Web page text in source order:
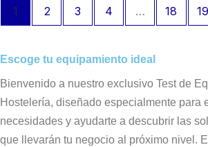
1 2 3 4 … 18 19
Escoge tu equipamiento ideal
Bienvenido a nuestro exclusivo Test de
Hostelería, diseñado especialmente para
necesidades y ayudarte a descubrir las
que llevarán tu negocio al próximo nivel.